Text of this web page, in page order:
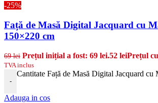
-25%
Față de Masă Digital Jacquard cu
150×220 cm
69lei Prețul inițial a fost: 69 lei.52 leiPrețul
TVA inclus
-
Cantitate Față de Masă Digital Jacquard cu
Adauga in cos